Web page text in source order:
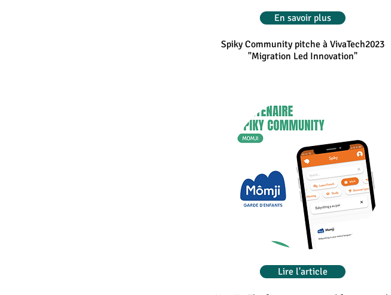
En savoir plus
Spiky Community pitche à VivaTech2023
"Migration Led Innovation"
Lire l'article